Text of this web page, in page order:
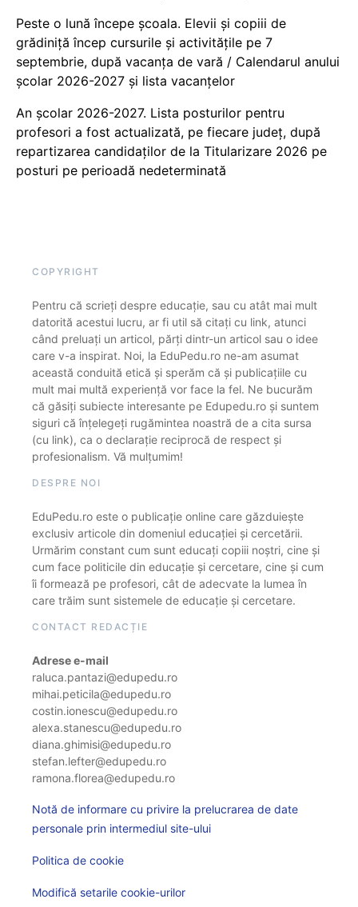
Peste o lună începe școala. Elevii și copiii de
grădiniță încep cursurile și activitățile pe 7
septembrie, după vacanța de vară / Calendarul anului
școlar 2026-2027 și lista vacanțelor
An școlar 2026-2027. Lista posturilor pentru
profesori a fost actualizată, pe fiecare județ, după
repartizarea candidaților de la Titularizare 2026 pe
posturi pe perioadă nedeterminată
COPYRIGHT
Pentru că scrieți despre educație, sau cu atât mai mult
datorită acestui lucru, ar fi util să citați cu link, atunci
când preluați un articol, părți dintr-un articol sau o idee
care v-a inspirat. Noi, la EduPedu.ro ne-am asumat
această conduită etică și sperăm că și publicațiile cu
mult mai multă experiență vor face la fel. Ne bucurăm
că găsiți subiecte interesante pe Edupedu.ro și suntem
siguri că înțelegeți rugămintea noastră de a cita sursa
(cu link), ca o declarație reciprocă de respect și
profesionalism. Vă mulțumim!
DESPRE NOI
EduPedu.ro este o publicație online care găzduiește
exclusiv articole din domeniul educației și cercetării.
Urmărim constant cum sunt educați copiii noștri, cine și
cum face politicile din educație și cercetare, cine și cum
îi formează pe profesori, cât de adecvate la lumea în
care trăim sunt sistemele de educație și cercetare.
CONTACT REDACȚIE
Adrese e-mail
raluca.pantazi@edupedu.ro
mihai.peticila@edupedu.ro
costin.ionescu@edupedu.ro
alexa.stanescu@edupedu.ro
diana.ghimisi@edupedu.ro
stefan.lefter@edupedu.ro
ramona.florea@edupedu.ro
Notă de informare cu privire la prelucrarea de date
personale prin intermediul site-ului
Politica de cookie
Modifică setarile cookie-urilor